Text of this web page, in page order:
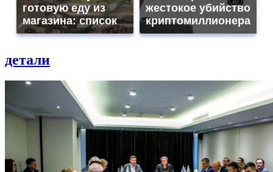
готовую еду из
магазина: список
жестокое убийство
криптомиллионера
детали